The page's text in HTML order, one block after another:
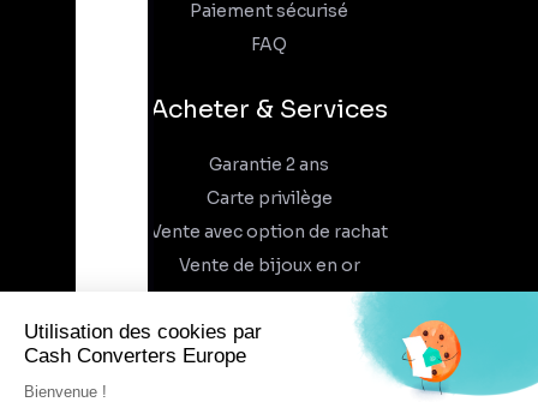
Paiement sécurisé
FAQ
Acheter & Services
Garantie 2 ans
Carte privilège
Vente avec option de rachat
Vente de bijoux en or
À propos